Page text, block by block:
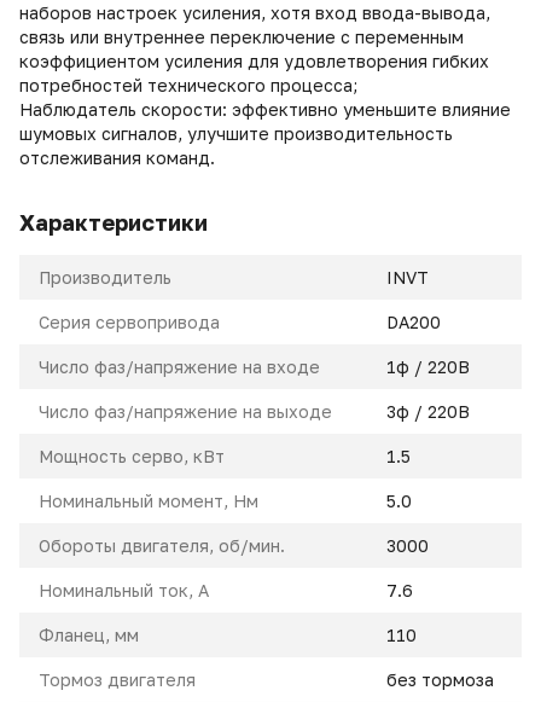
наборов настроек усиления, хотя вход ввода-вывода,
связь или внутреннее переключение с переменным
коэффициентом усиления для удовлетворения гибких
потребностей технического процесса;
Наблюдатель скорости: эффективно уменьшите влияние
шумовых сигналов, улучшите производительность
отслеживания команд.
Характеристики
Производитель INVT
Серия сервопривода DA200
Число фаз/напряжение на входе 1ф / 220В
Число фаз/напряжение на выходе 3ф / 220В
Мощность серво, кВт 1.5
Номинальный момент, Нм 5.0
Обороты двигателя, об/мин. 3000
Номинальный ток, A 7.6
Фланец, мм 110
Тормоз двигателя без тормоза